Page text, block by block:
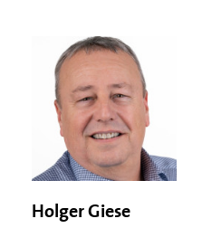
Holger Giese